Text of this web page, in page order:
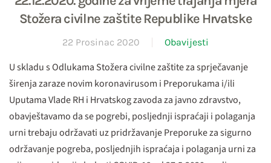
Stožera civilne zaštite Republike Hrvatske
22 Prosinac 2020 Obavijesti
U skladu s Odlukama Stožera civilne zaštite za sprječavanje
širenja zaraze novim koronavirusom i Preporukama i/ili
Uputama Vlade RH i Hrvatskog zavoda za javno zdravstvo,
obavještavamo da se pogrebi, posljednji ispraćaji i polaganja
urni trebaju održavati uz pridržavanje Preporuke za sigurno
održavanje pogreba, posljednjih ispraćaja i polaganja urni za